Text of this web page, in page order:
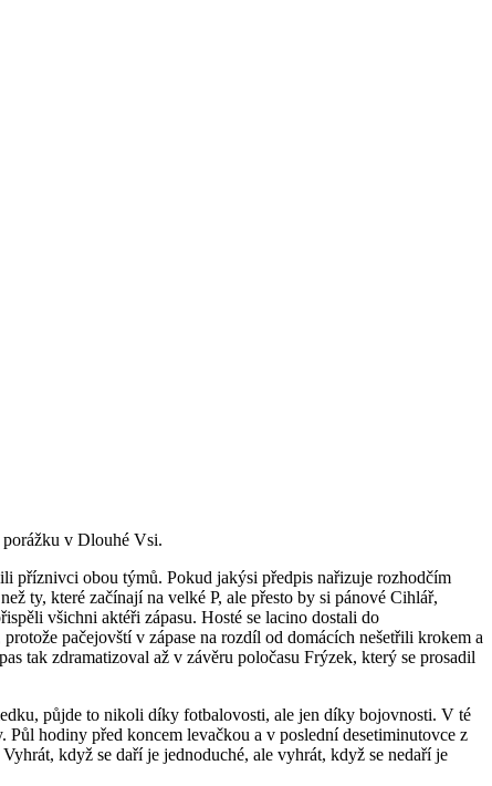
porážku v Dlouhé Vsi.
příznivci obou týmů. Pokud jakýsi předpis nařizuje rozhodčím
ty, které začínají na velké P, ale přesto by si pánové Cihlář,
všichni aktéři zápasu. Hosté se lacino dostali do
pačejovští v zápase na rozdíl od domácích nešetřili krokem a
tak zdramatizoval až v závěru poločasu Frýzek, který se prosadil
půjde to nikoli díky fotbalovosti, ale jen díky bojovnosti. V té
hodiny před koncem levačkou a v poslední desetiminutovce z
když se daří je jednoduché, ale vyhrát, když se nedaří je